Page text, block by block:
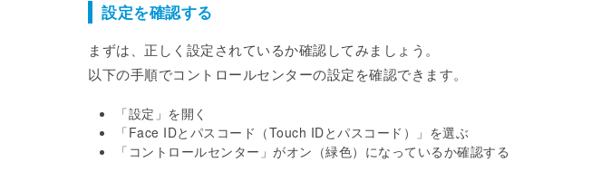
設定を確認する
まずは、正しく設定されているか確認してみましょう。
以下の手順でコントロールセンターの設定を確認できます。
「設定」を開く
「Face IDとパスコード（Touch IDとパスコード）」を選ぶ
「コントロールセンター」がオン（緑色）になっているか確認する